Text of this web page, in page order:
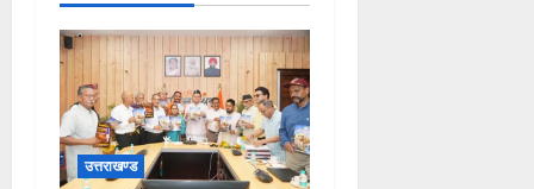
उत्तराखण्ड